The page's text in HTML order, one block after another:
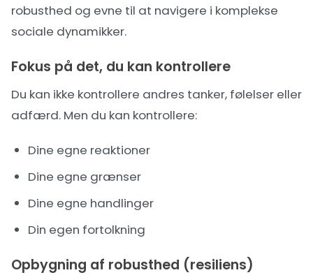
robusthed og evne til at navigere i komplekse
sociale dynamikker.
Fokus på det, du kan kontrollere
Du kan ikke kontrollere andres tanker, følelser eller
adfærd. Men du kan kontrollere:
Dine egne reaktioner
Dine egne grænser
Dine egne handlinger
Din egen fortolkning
Opbygning af robusthed (resiliens)